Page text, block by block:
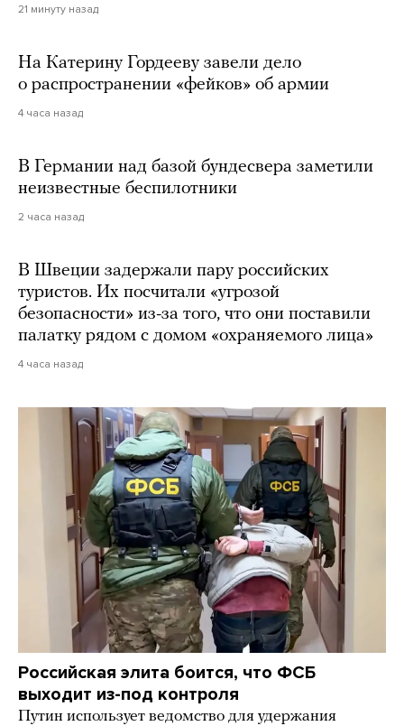
21 минуту назад
На Катерину Гордееву завели дело
о распространении «фейков» об армии
4 часа назад
В Германии над базой бундесвера заметили
неизвестные беспилотники
2 часа назад
В Швеции задержали пару российских
туристов. Их посчитали «угрозой
безопасности» из-за того, что они поставили
палатку рядом с домом «охраняемого лица»
4 часа назад
Российская элита боится, что ФСБ
выходит из-под контроля
Путин использует ведомство для удержания